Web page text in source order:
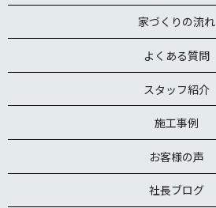
家づくりの流れ
よくある質問
スタッフ紹介
施工事例
お客様の声
社長ブログ